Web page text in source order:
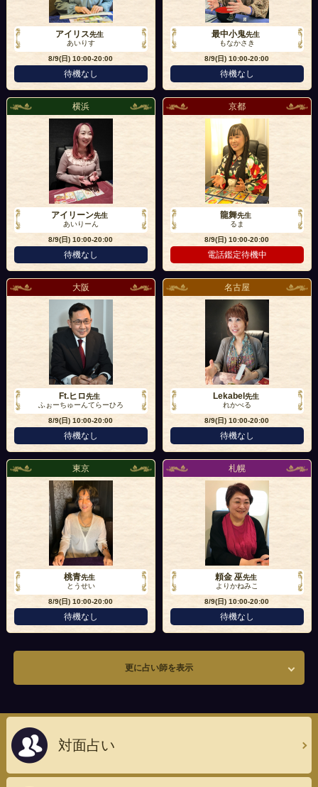
アイリス先生
あいりす
8/9(日)10:00-20:00
待機なし
最中小鬼先生
もなかさき
8/9(日)10:00-20:00
待機なし
横浜
アイリーン先生
あいりーん
8/9(日)10:00-20:00
待機なし
京都
龍舞先生
るま
8/9(日)10:00-20:00
電話鑑定待機中
大阪
Ft.ヒロ先生
ふぉーちゅーんてらーひろ
8/9(日)10:00-20:00
待機なし
名古屋
Lekabel 先生
れかべる
8/9(日)10:00-20:00
待機なし
東京
桃青先生
とうせい
8/9(日)10:00-20:00
待機なし
札幌
頼金 巫先生
よりかねみこ
8/9(日)10:00-20:00
待機なし
更に占い師を表示
対面占い